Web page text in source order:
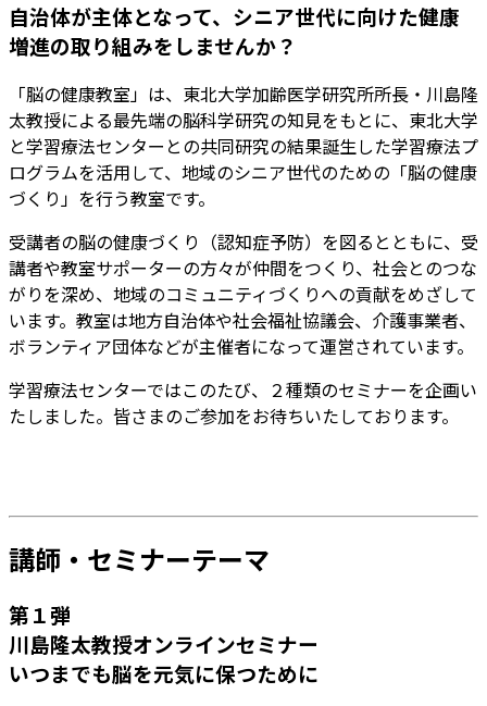
自治体が主体となって、シニア世代に向けた健康
増進の取り組みをしませんか？
「脳の健康教室」は、東北大学加齢医学研究所所長・川島隆
太教授による最先端の脳科学研究の知見をもとに、東北大学
と学習療法センターとの共同研究の結果誕生した学習療法プ
ログラムを活用して、地域のシニア世代のための「脳の健康
づくり」を行う教室です。
受講者の脳の健康づくり（認知症予防）を図るとともに、受
講者や教室サポーターの方々が仲間をつくり、社会とのつな
がりを深め、地域のコミュニティづくりへの貢献をめざして
います。教室は地方自治体や社会福祉協議会、介護事業者、
ボランティア団体などが主催者になって運営されています。
学習療法センターではこのたび、２種類のセミナーを企画い
たしました。皆さまのご参加をお待ちいたしております。
講師・セミナーテーマ
第１弾
川島隆太教授オンラインセミナー
いつまでも脳を元気に保つために